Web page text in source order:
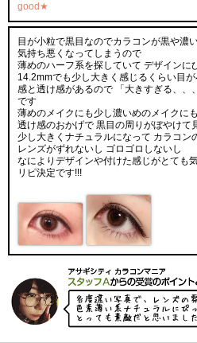
good★
目が小粒で黒目なのでカラコンが黒や濃
気持ち悪くなってしまうので
薄めのハーフ系を探していて デザインに
14.2mmでも少し大きく感じるくらい目
感と透け感があるので 「大きすぎる、、
です
薄めのメイクにも少し濃いめのメイクに
透け感のおかげで 黒目の周りがぼやけて
少し大きくナチュラルになって カラコン
レンズがずれないし ゴロゴロしないし
なによりデザインや付けた感じがとても
リピ決定です!!!